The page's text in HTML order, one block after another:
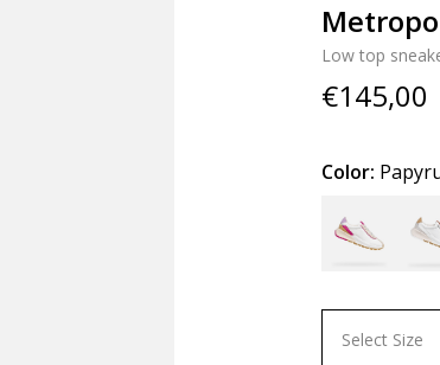
Low top
€145,00
Color:
Select Size